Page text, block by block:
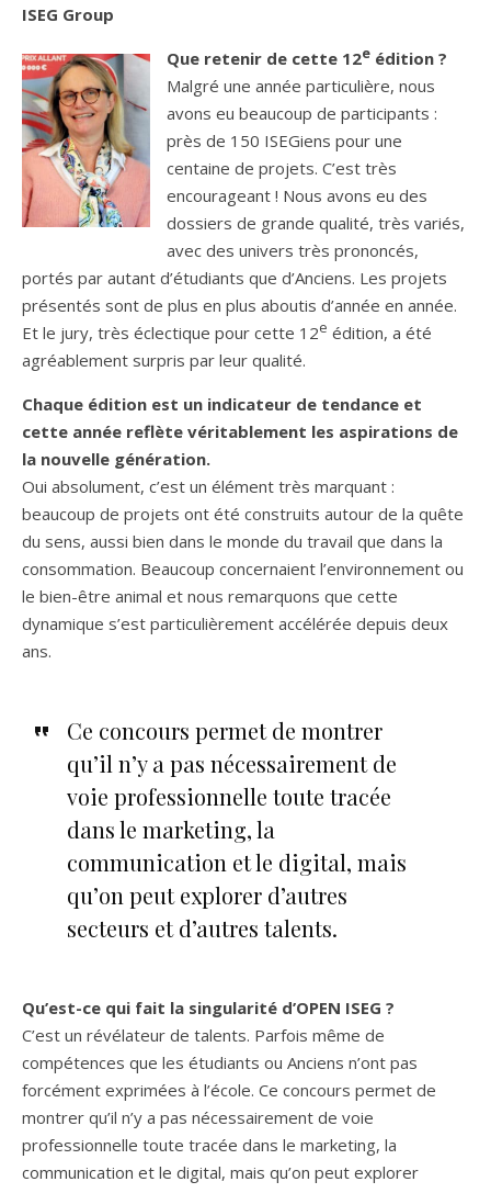
ISEG Group
Que retenir de cette 12e édition ?
Malgré une année particulière, nous
avons eu beaucoup de participants :
près de 150 ISEGiens pour une
centaine de projets. C’est très
encourageant ! Nous avons eu des
dossiers de grande qualité, très variés,
avec des univers très prononcés,
portés par autant d’étudiants que d’Anciens. Les projets
présentés sont de plus en plus aboutis d’année en année.
Et le jury, très éclectique pour cette 12e édition, a été
agréablement surpris par leur qualité.
Chaque édition est un indicateur de tendance et
cette année reflète véritablement les aspirations de
la nouvelle génération.
Oui absolument, c’est un élément très marquant :
beaucoup de projets ont été construits autour de la quête
du sens, aussi bien dans le monde du travail que dans la
consommation. Beaucoup concernaient l’environnement ou
le bien-être animal et nous remarquons que cette
dynamique s’est particulièrement accélérée depuis deux
ans.
Ce concours permet de montrer
qu’il n’y a pas nécessairement de
voie professionnelle toute tracée
dans le marketing, la
communication et le digital, mais
qu’on peut explorer d’autres
secteurs et d’autres talents.
Qu’est-ce qui fait la singularité d’OPEN ISEG ?
C’est un révélateur de talents. Parfois même de
compétences que les étudiants ou Anciens n’ont pas
forcément exprimées à l’école. Ce concours permet de
montrer qu’il n’y a pas nécessairement de voie
professionnelle toute tracée dans le marketing, la
communication et le digital, mais qu’on peut explorer